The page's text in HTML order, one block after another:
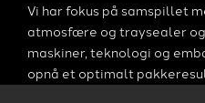
Vi har fokus på samspillet
atmosfære og traysealer
maskiner, teknologi og
opnå et optimalt